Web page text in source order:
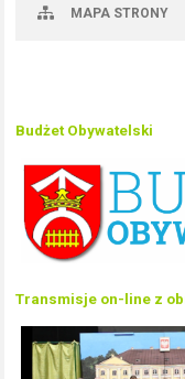
MAPA STRONY
Budżet Obywatelski
Transmisje on-line z